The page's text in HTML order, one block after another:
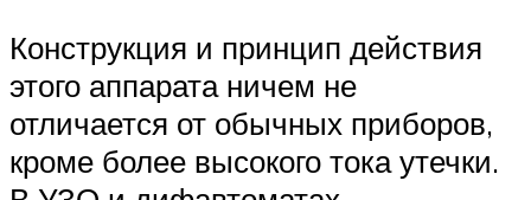
Конструкция и принцип действия
этого аппарата ничем не
отличается от обычных приборов,
кроме более высокого тока утечки.